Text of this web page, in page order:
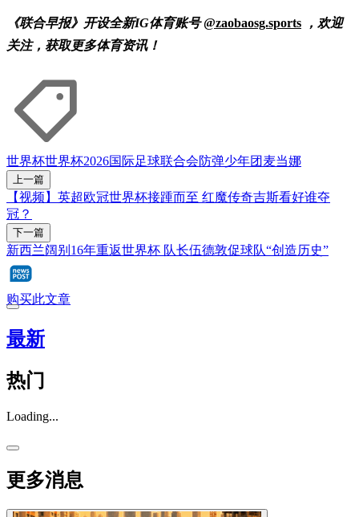
《联合早报》开设全新IG体育账号@zaobaosg.sports ，欢迎
关注，获取更多体育资讯！
世界杯世界杯2026国际足球联合会防弹少年团 麦当娜
上一篇
【视频】英超欧冠世界杯接踵而至 红魔传奇吉斯看好谁夺
冠？
下一篇
新西兰阔别16年重返世界杯 队长伍德敦促球队“创造历史”
购买此文章
最新
热门
Loading...
更多消息